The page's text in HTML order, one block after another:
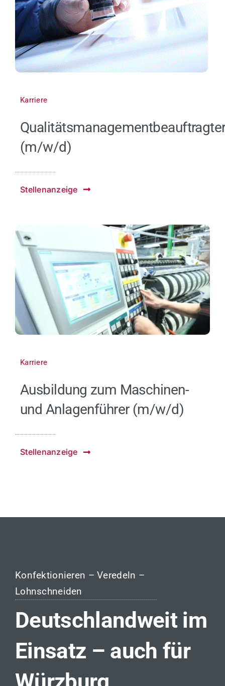
Karriere
(m/w/d)
Stellenanzeige
Karriere
Ausbildung zum Maschinen-
und Anlagenführer (m/w/d)
Stellenanzeige
Konfektionieren – Veredeln –
Lohnschneiden
Deutschlandweit im
Einsatz – auch für